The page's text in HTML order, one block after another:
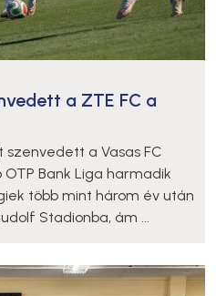
a ZTE FC a
szenvedett a Vasas FC
Bank Liga harmadik
több mint három év után
Stadionba, ám ...